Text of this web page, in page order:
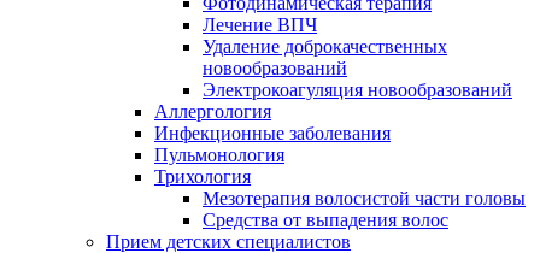
Лечение ВПЧ
Удаление доброкачественных
новообразований
Электрокоагуляция новообразований
Аллергология
Инфекционные заболевания
Пульмонология
Трихология
Мезотерапия волосистой части головы
Средства от выпадения волос
Прием детских специалистов